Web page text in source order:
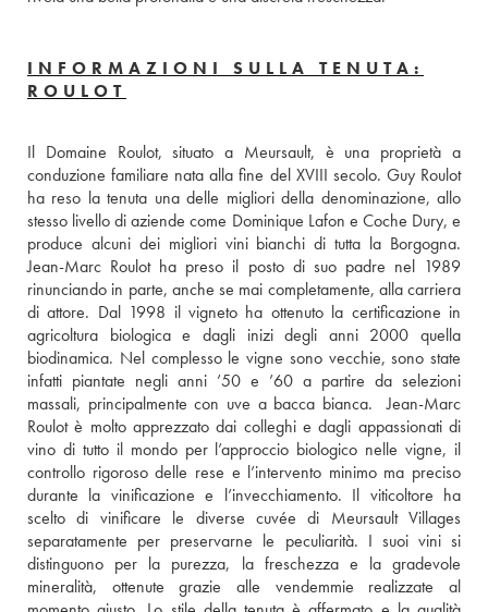
INFORMAZIONI SULLA TENUTA:
ROULOT
Il Domaine Roulot, situato a Meursault, è una proprietà a
conduzione familiare nata alla fine del XVIII secolo. Guy Roulot
ha reso la tenuta una delle migliori della denominazione, allo
stesso livello di aziende come Dominique Lafon e Coche Dury, e
produce alcuni dei migliori vini bianchi di tutta la Borgogna.
Jean-Marc Roulot ha preso il posto di suo padre nel 1989
rinunciando in parte, anche se mai completamente, alla carriera
di attore. Dal 1998 il vigneto ha ottenuto la certificazione in
agricoltura biologica e dagli inizi degli anni 2000 quella
biodinamica. Nel complesso le vigne sono vecchie, sono state
infatti piantate negli anni ’50 e ’60 a partire da selezioni
massali, principalmente con uve a bacca bianca.  Jean-Marc
Roulot è molto apprezzato dai colleghi e dagli appassionati di
vino di tutto il mondo per l’approccio biologico nelle vigne, il
controllo rigoroso delle rese e l’intervento minimo ma preciso
durante la vinificazione e l’invecchiamento. Il viticoltore ha
scelto di vinificare le diverse cuvée di Meursault Villages
separatamente per preservarne le peculiarità. I suoi vini si
distinguono per la purezza, la freschezza e la gradevole
mineralità, ottenute grazie alle vendemmie realizzate al